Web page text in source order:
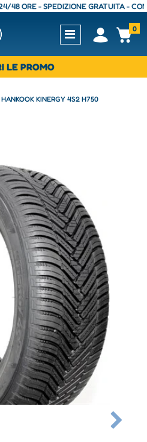
- SPEDIZIONE GRATUITA -
Open0
LE PROMO
KINERGY 4S2 H750